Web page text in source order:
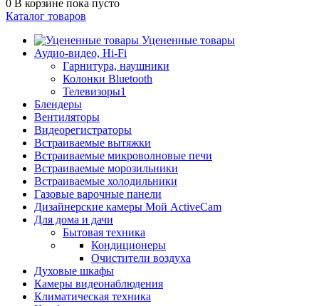
0 В корзине пока пусто
Каталог товаров
Уцененные товары
Аудио-видео, Hi-Fi
Гарнитура, наушники
Колонки Bluetooth
Телевизоры1
Блендеры
Вентиляторы
Видеорегистраторы
Встраиваемые вытяжки
Встраиваемые микроволновые печи
Встраиваемые морозильники
Встраиваемые холодильники
Газовые варочные панели
Дизайнерские камеры Мой ActiveCam
Для дома и дачи
Бытовая техника
Кондиционеры
Очистители воздуха
Духовые шкафы
Камеры видеонаблюдения
Климатическая техника